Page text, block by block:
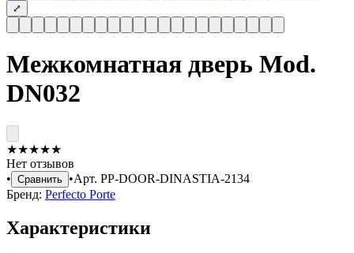
⤢
Межкомнатная дверь Mod.
DN032
★★★★★
Нет отзывов
• Сравнить •Арт. PP-DOOR-DINASTIA-2134
Бренд: Perfecto Porte
Характеристики